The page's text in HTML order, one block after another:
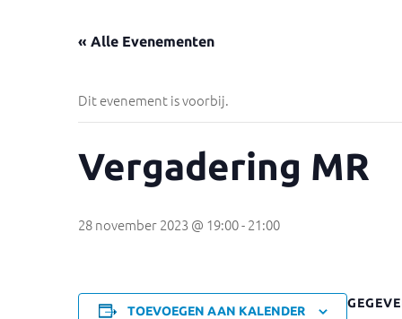
« Alle Evenementen
Dit evenement is voorbij.
Vergadering MR
28 november 2023 @ 19:00-21:00
TOEVOEGEN AAN KALENDER